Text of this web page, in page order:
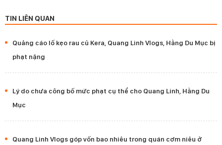
TIN LIÊN QUAN
Quảng cáo lố kẹo rau củ Kera, Quang Linh Vlogs, Hằng Du Mục bị
phạt nặng
Lý do chưa công bố mức phạt cụ thể cho Quang Linh, Hằng Du
Mục
Quang Linh Vlogs góp vốn bao nhiêu trong quán cơm niêu ở